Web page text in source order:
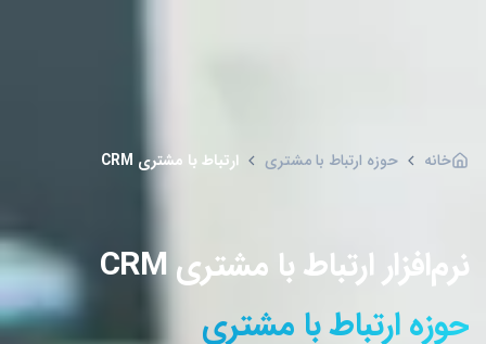
خانه حوزه ارتباط با مشتری ارتباط با مشتری CRM
نرم‌افزار ارتباط با مشتری CRM
حوزه ارتباط با مشتری